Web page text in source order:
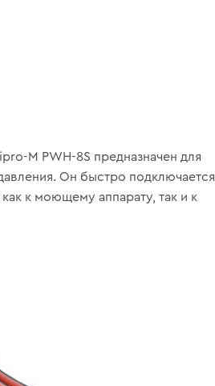
M PWH-8S предназначен для
Он быстро подключается
к моющему аппарату, так и к